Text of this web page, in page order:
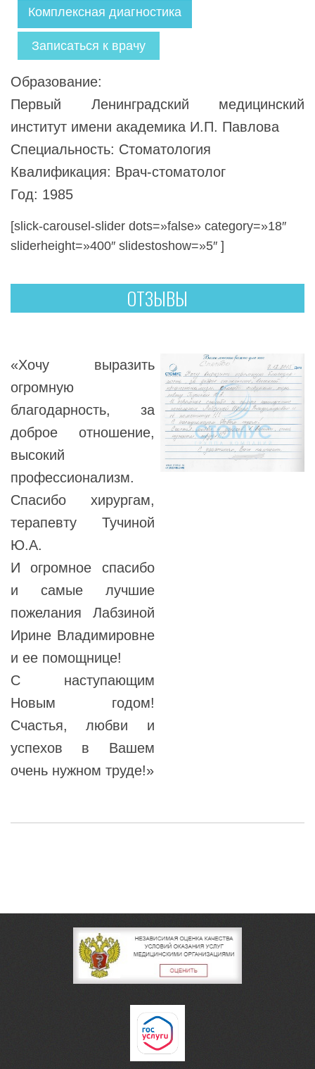
Комплексная диагностика
Записаться к врачу
Образование:
Первый Ленинградский медицинский
институт имени академика И.П. Павлова
Специальность: Стоматология
Квалификация: Врач-стоматолог
Год: 1985
[slick-carousel-slider dots=»false» category=»18″
sliderheight=»400″ slidestoshow=»5″ ]
ОТЗЫВЫ
«Хочу выразить
огромную
благодарность, за
доброе отношение,
высокий
профессионализм.
Спасибо хирургам,
терапевту Тучиной
Ю.А.
И огромное спасибо
и самые лучшие
пожелания Лабзиной
Ирине Владимировне
и ее помощнице!
С наступающим
Новым годом!
Счастья, любви и
успехов в Вашем
очень нужном труде!»